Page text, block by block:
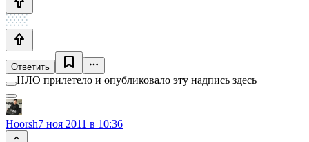
Ответить
НЛО прилетело и опубликовало эту надпись здесь
Hoorsh7 ноя 2011 в 10:36